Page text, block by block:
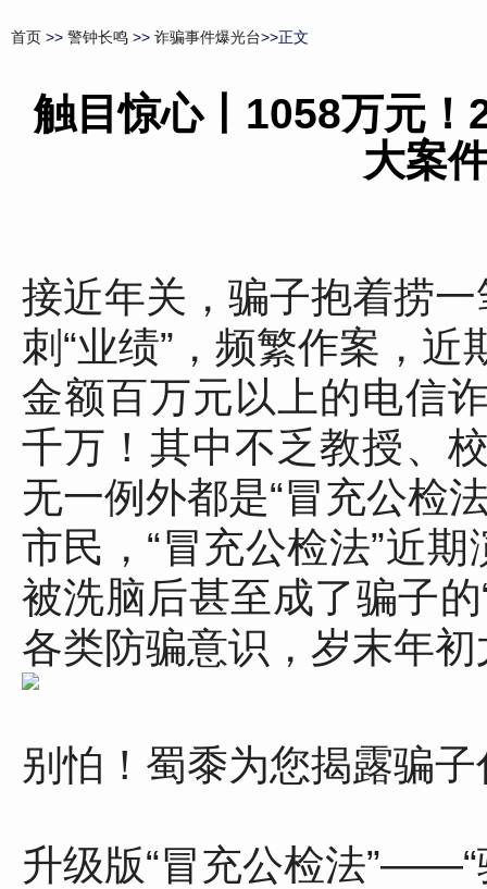
首页 >> 警钟长鸣 >> 诈骗事件爆光台>>正文
触目惊心丨1058万元
大案
接近年关，骗子抱着捞
刺“业绩”，频繁作案，
金额百万元以上的电信
千万！其中不乏教授、
无一例外都是“冒充公检
市民，“冒充公检法”近
被洗脑后甚至成了骗子的
各类防骗意识，岁末年初
别怕！蜀黍为您揭露骗子
升级版“冒充公检法”——“